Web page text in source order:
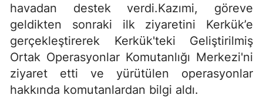
havadan destek verdi.Kazımi, göreve
geldikten sonraki ilk ziyaretini Kerkük’e
gerçekleştirerek Kerkük'teki Geliştirilmiş
Ortak Operasyonlar Komutanlığı Merkezi'ni
ziyaret etti ve yürütülen operasyonlar
hakkında komutanlardan bilgi aldı.